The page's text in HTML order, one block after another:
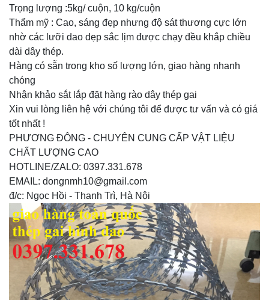
Trọng lượng :5kg/ cuộn, 10 kg/cuộn
Thẩm mỹ : Cao, sáng đẹp nhưng độ sát thương cực lớn
nhờ các lưỡi dao dẹp sắc lịm được chạy đều khắp chiều
dài dây thép.
Hàng có sẵn trong kho số lượng lớn, giao hàng nhanh
chóng
Nhận khảo sắt lắp đặt hàng rào dây thép gai
Xin vui lòng liên hệ với chúng tôi để được tư vấn và có giá
tốt nhất !
PHƯƠNG ĐÔNG - CHUYÊN CUNG CẤP VẬT LIỆU
CHẤT LƯỢNG CAO
HOTLINE/ZALO: 0397.331.678
EMAIL: dongnmh10@gmail.com
đ/c: Ngọc Hồi - Thanh Trì, Hà Nội